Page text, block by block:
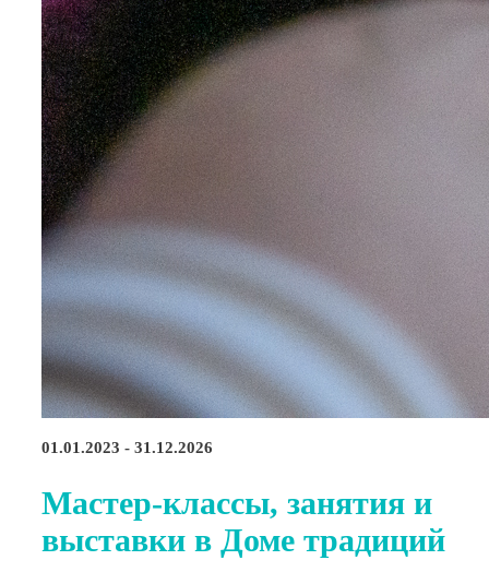
01.01.2023 - 31.12.2026
Мастер-классы, занятия и
выставки в Доме традиций